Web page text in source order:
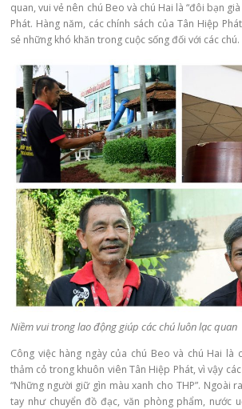
quan, vui vẻ nên chú Beo và chú Hai là “đôi bạn
Phát. Hàng năm, các chính sách của Tân Hiệp
sẻ những khó khăn trong cuộc sống đối với các chú.
Niềm vui trong lao động giúp các chú luôn lạc quan
Công việc hàng ngày của chú Beo và chú Hai là
thảm cỏ trong khuôn viên Tân Hiệp Phát, vì vậy
“Những người giữ gìn màu xanh cho THP”. Ngoài
tay như chuyển đồ đạc, văn phòng phẩm, nước